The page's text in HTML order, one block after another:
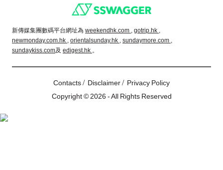
新傳媒集團數碼平台網址為 weekendhk.com , gotrip.hk ,
newmonday.com.hk , orientalsunday.hk , sundaymore.com ,
sundaykiss.com及 edigest.hk 。
Contacts/ Disclaimer/ Privacy Policy
Copyright © 2026 - All Rights Reserved